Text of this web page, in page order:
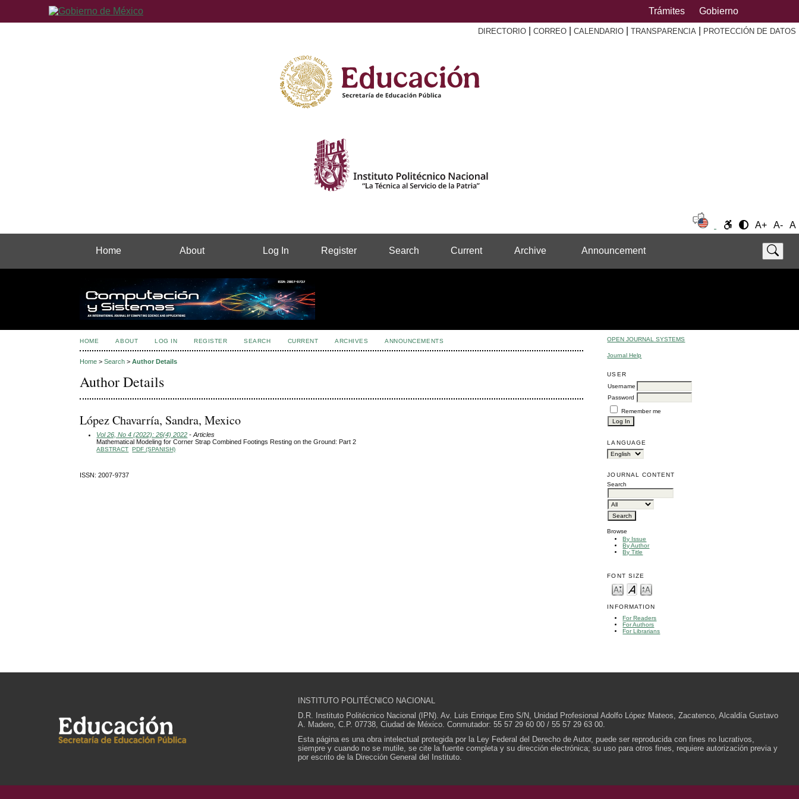
Trámites Gobierno
DIRECTORIO CORREO CALENDARIO TRANSPARENCIA PROTECCIÓN DE DATOS
A+ A- A
Home About Log In Register Search Current Archive Announcement
OPEN JOURNAL SYSTEMS
Journal Help
USER
Username
Password
Remember me
LANGUAGE
JOURNAL CONTENT
Search
Browse
By Issue
By Author
By Title
FONT SIZE
INFORMATION
For Readers
For Authors
For Librarians
HOME ABOUT LOG IN REGISTER SEARCH CURRENT ARCHIVES ANNOUNCEMENTS
Home >Search >Author Details
Author Details
López Chavarría, Sandra, Mexico
Vol 26, No 4 (2022): 26(4) 2022 - Articles
Mathematical Modeling for Corner Strap Combined Footings Resting on the Ground: Part 2
ABSTRACT PDF (SPANISH)
ISSN: 2007-9737
INSTITUTO POLITÉCNICO NACIONAL
D.R. Instituto Politécnico Nacional (IPN). Av. Luis Enrique Erro S/N, Unidad Profesional Adolfo López Mateos, Zacatenco, Alcaldía Gustavo
A. Madero, C.P. 07738, Ciudad de México. Conmutador: 55 57 29 60 00 / 55 57 29 63 00.
Esta página es una obra intelectual protegida por la Ley Federal del Derecho de Autor, puede ser reproducida con fines no lucrativos,
siempre y cuando no se mutile, se cite la fuente completa y su dirección electrónica; su uso para otros fines, requiere autorización previa y
por escrito de la Dirección General del Instituto.